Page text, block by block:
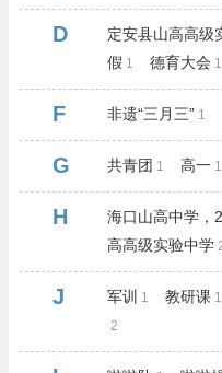
D 定安县山高高级
假 1 德育大会 1
F 非遗“三月三” 1
G 共青团 1 高一 1
H 海口山高中学，
高高级实验中学
J 军训 1 教研课 1
2